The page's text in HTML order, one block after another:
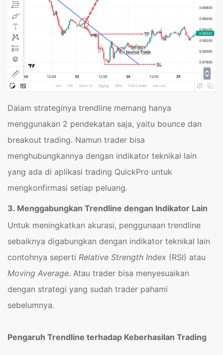
Dalam strateginya trendline memang hanya
menggunakan 2 pendekatan saja, yaitu bounce dan
breakout trading. Namun trader bisa
menghubungkannya dengan indikator teknikal lain
yang ada di aplikasi trading QuickPro untuk
mengkonfirmasi setiap peluang.
3. Menggabungkan Trendline dengan Indikator Lain
Untuk meningkatkan akurasi, penggunaan trendline
sebaiknya digabungkan dengan indikator teknikal lain
contohnya seperti Relative Strength Index (RSI) atau
Moving Average. Atau trader bisa menyesuaikan
dengan strategi yang sudah trader pahami
sebelumnya.
Pengaruh Trendline terhadap Keberhasilan Trading